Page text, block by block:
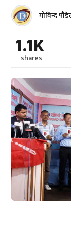
गोविन्द
1.1K
shares